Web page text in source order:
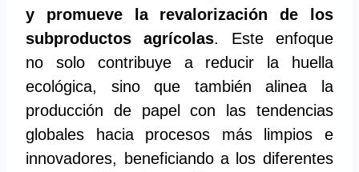
y promueve la revalorización de los
subproductos agrícolas. Este enfoque
no solo contribuye a reducir la huella
ecológica, sino que también alinea la
producción de papel con las tendencias
globales hacia procesos más limpios e
innovadores, beneficiando a los diferentes